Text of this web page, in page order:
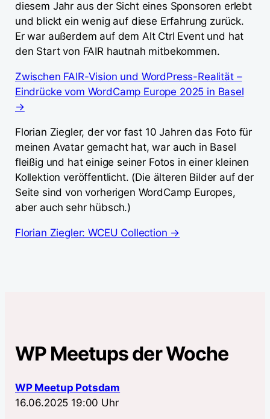
diesem Jahr aus der Sicht eines Sponsoren erlebt
und blickt ein wenig auf diese Erfahrung zurück.
Er war außerdem auf dem Alt Ctrl Event und hat
den Start von FAIR hautnah mitbekommen.
Zwischen FAIR-Vision und WordPress-Realität –
Eindrücke vom WordCamp Europe 2025 in Basel
→
Florian Ziegler, der vor fast 10 Jahren das Foto für
meinen Avatar gemacht hat, war auch in Basel
fleißig und hat einige seiner Fotos in einer kleinen
Kollektion veröffentlicht. (Die älteren Bilder auf der
Seite sind von vorherigen WordCamp Europes,
aber auch sehr hübsch.)
Florian Ziegler: WCEU Collection →
WP Meetups der Woche
WP Meetup Potsdam
16.06.2025 19:00 Uhr